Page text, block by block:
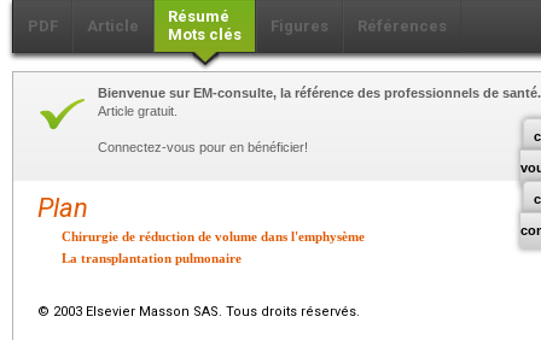
PDF Article
Résumé
Mots clés
Figures Références
Bienvenue sur EM-consulte, la référence des professionnels de santé.
Article gratuit.
Connectez-vous pour en bénéficier!
Plan
Chirurgie de réduction de volume dans l'emphysème
La transplantation pulmonaire
© 2003 Elsevier Masson SAS. Tous droits réservés.